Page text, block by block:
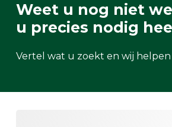
Weet u nog niet
u precies nodig
Vertel wat u zoekt en wij